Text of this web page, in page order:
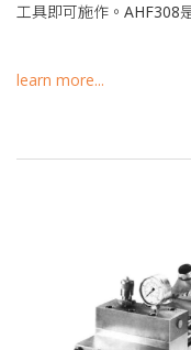
工具即可施作。AHF308
learn more...